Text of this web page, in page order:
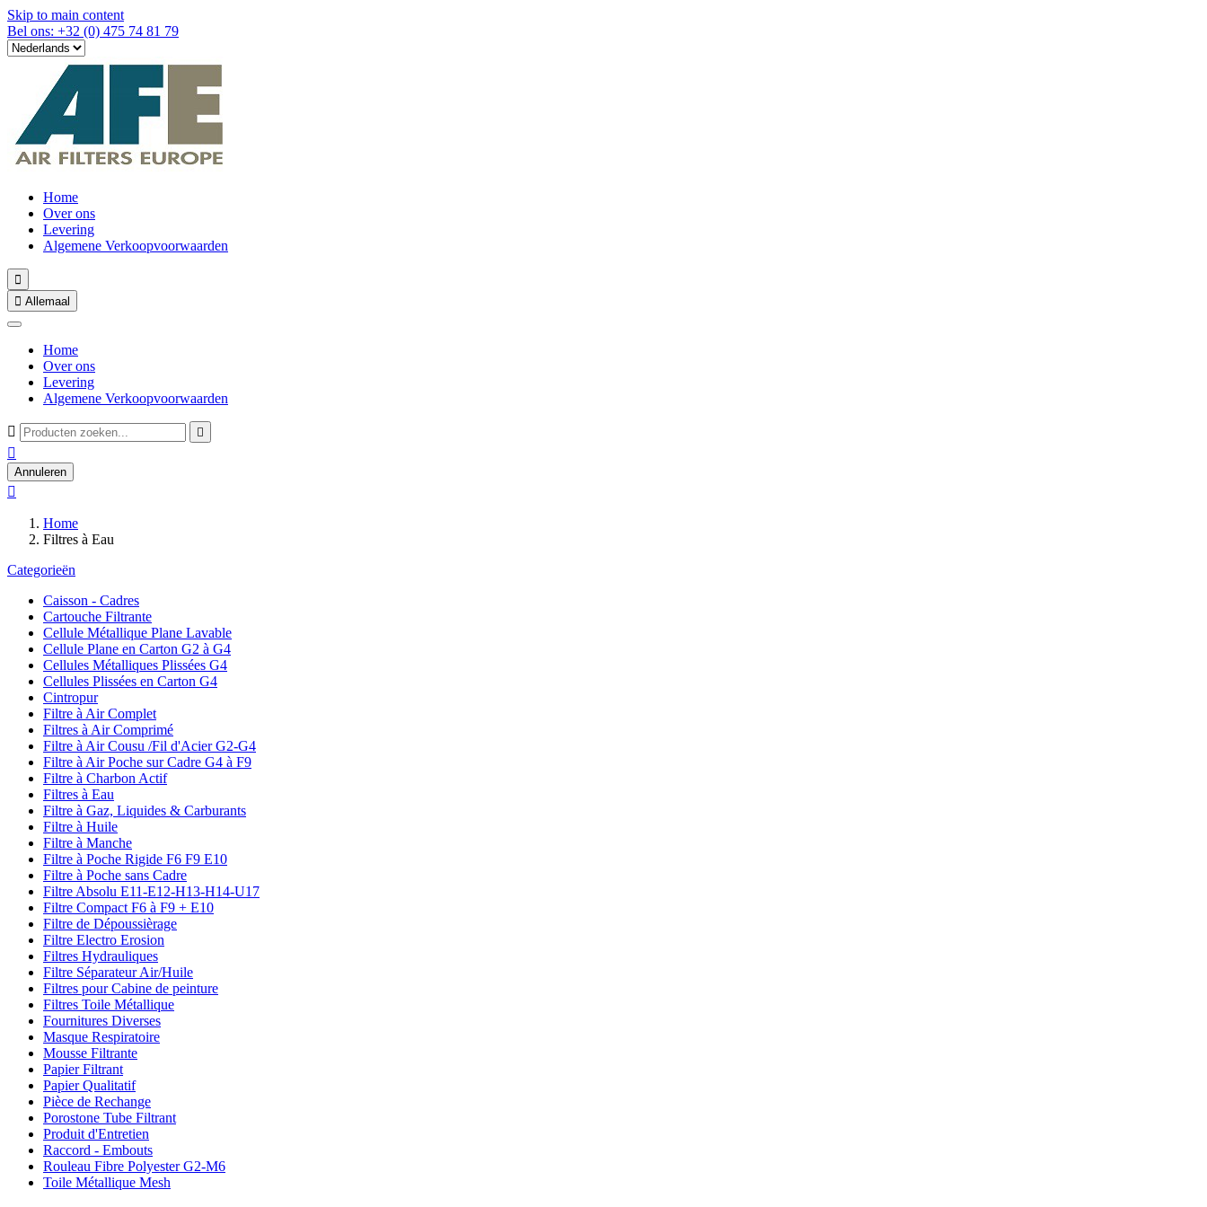
Skip to main content
Bel ons: +32 (0) 475 74 81 79
Home
Over ons
Levering
Algemene Verkoopvoorwaarden

 Allemaal
Home
Over ons
Levering
Algemene Verkoopvoorwaarden
 

Annuleren

Home
Filtres à Eau
Categorieën
Caisson - Cadres
Cartouche Filtrante
Cellule Métallique Plane Lavable
Cellule Plane en Carton G2 à G4
Cellules Métalliques Plissées G4
Cellules Plissées en Carton G4
Cintropur
Filtre à Air Complet
Filtres à Air Comprimé
Filtre à Air Cousu /Fil d'Acier G2-G4
Filtre à Air Poche sur Cadre G4 à F9
Filtre à Charbon Actif
Filtres à Eau
Filtre à Gaz, Liquides & Carburants
Filtre à Huile
Filtre à Manche
Filtre à Poche Rigide F6 F9 E10
Filtre à Poche sans Cadre
Filtre Absolu E11-E12-H13-H14-U17
Filtre Compact F6 à F9 + E10
Filtre de Dépoussièrage
Filtre Electro Erosion
Filtres Hydrauliques
Filtre Séparateur Air/Huile
Filtres pour Cabine de peinture
Filtres Toile Métallique
Fournitures Diverses
Masque Respiratoire
Mousse Filtrante
Papier Filtrant
Papier Qualitatif
Pièce de Rechange
Porostone Tube Filtrant
Produit d'Entretien
Raccord - Embouts
Rouleau Fibre Polyester G2-M6
Toile Métallique Mesh